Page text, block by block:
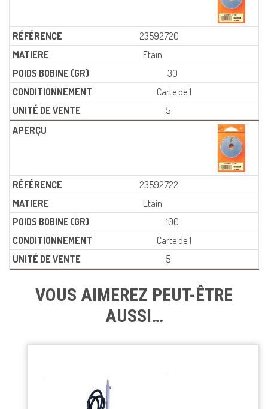
23592720
Etain
30
Carte de 1
5
23592722
Etain
100
Carte de 1
5
VOUS AIMEREZ PEUT-ÊTRE
AUSSI…